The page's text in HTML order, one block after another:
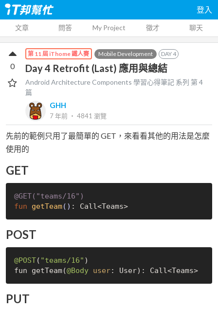
登入
文章 問答 My Project 徵才 聊天
第 11 屆 iThome 鐵人賽 Mobile Development DAY4
Day 4 Retrofit (Last) 應用與總結
Android Architecture Components 學習心得筆記 系列 第4
篇
GHH
7 年前 ‧ 4841 瀏覽
0
先前的範例只用了最簡單的 GET，來看看其他的用法是怎麼
使用的
GET
@GET( "teams/16" )
fun
getTeam() : Call<Teams>
POST
@POST( "teams/16" )
fun getTeam(@Body user : User): Call<Teams>
PUT